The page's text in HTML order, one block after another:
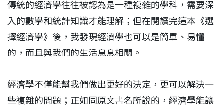
傳統的經濟學往往被認為是一種複雜的學科，需要深
入的數學和統計知識才能理解；但在閱讀完這本《選
擇經濟學》後，我發現經濟學也可以是簡單、易懂
的，而且與我們的生活息息相關。
經濟學不僅能幫我們做出更好的決定，更可以解決一
些複雜的問題；正如同原文書名所說的，經濟學能讓